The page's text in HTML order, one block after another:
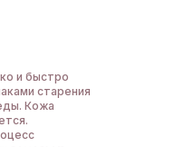
и быстро
старения
Кожа